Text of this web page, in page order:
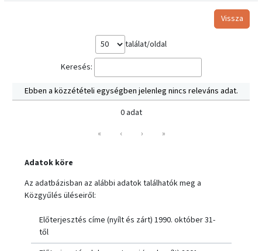
Vissza
találat/oldal
Keresés:
Ebben a közzétételi egységben jelenleg nincs releváns adat.
0 adat
«
‹ › »
Adatok köre
Az adatbázisban az alábbi adatok találhatók meg a
Közgyűlés üléseiről:
Előterjesztés címe (nyílt és zárt) 1990. október 31-
től